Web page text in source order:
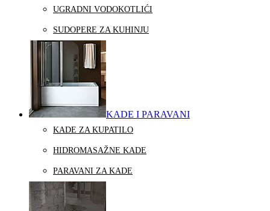
UGRADNI VODOKOTLIĆI
SUDOPERE ZA KUHINJU
KADE I PARAVANI
KADE ZA KUPATILO
HIDROMASAŽNE KADE
PARAVANI ZA KADE